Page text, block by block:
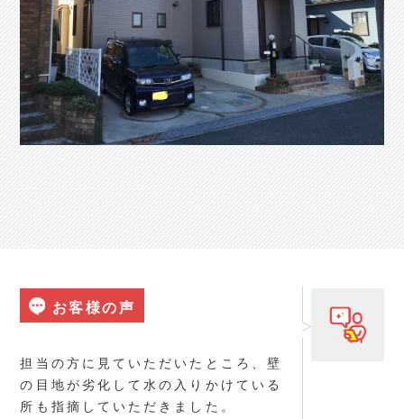
お客様の声
担当の方に見ていただいたところ、壁
の目地が劣化して水の入りかけている
所も指摘していただきました。